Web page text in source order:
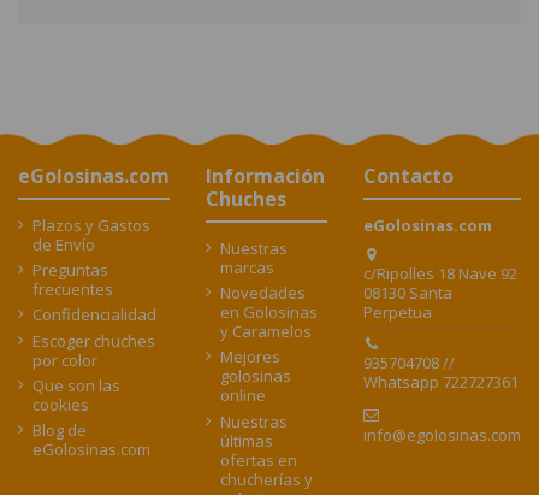
eGolosinas.com
Plazos y Gastos
de Envío
Preguntas
frecuentes
Confidencialidad
Escoger chuches
por color
Que son las
cookies
Blog de
eGolosinas.com
Información
Chuches
Nuestras
marcas
Novedades
en Golosinas
y Caramelos
Mejores
golosinas
online
Nuestras
últimas
ofertas en
chucherías y
Contacto
eGolosinas.com
c/Ripolles 18 Nave 92
08130 Santa
Perpetua
935704708 //
Whatsapp 722727361
info@egolosinas.com